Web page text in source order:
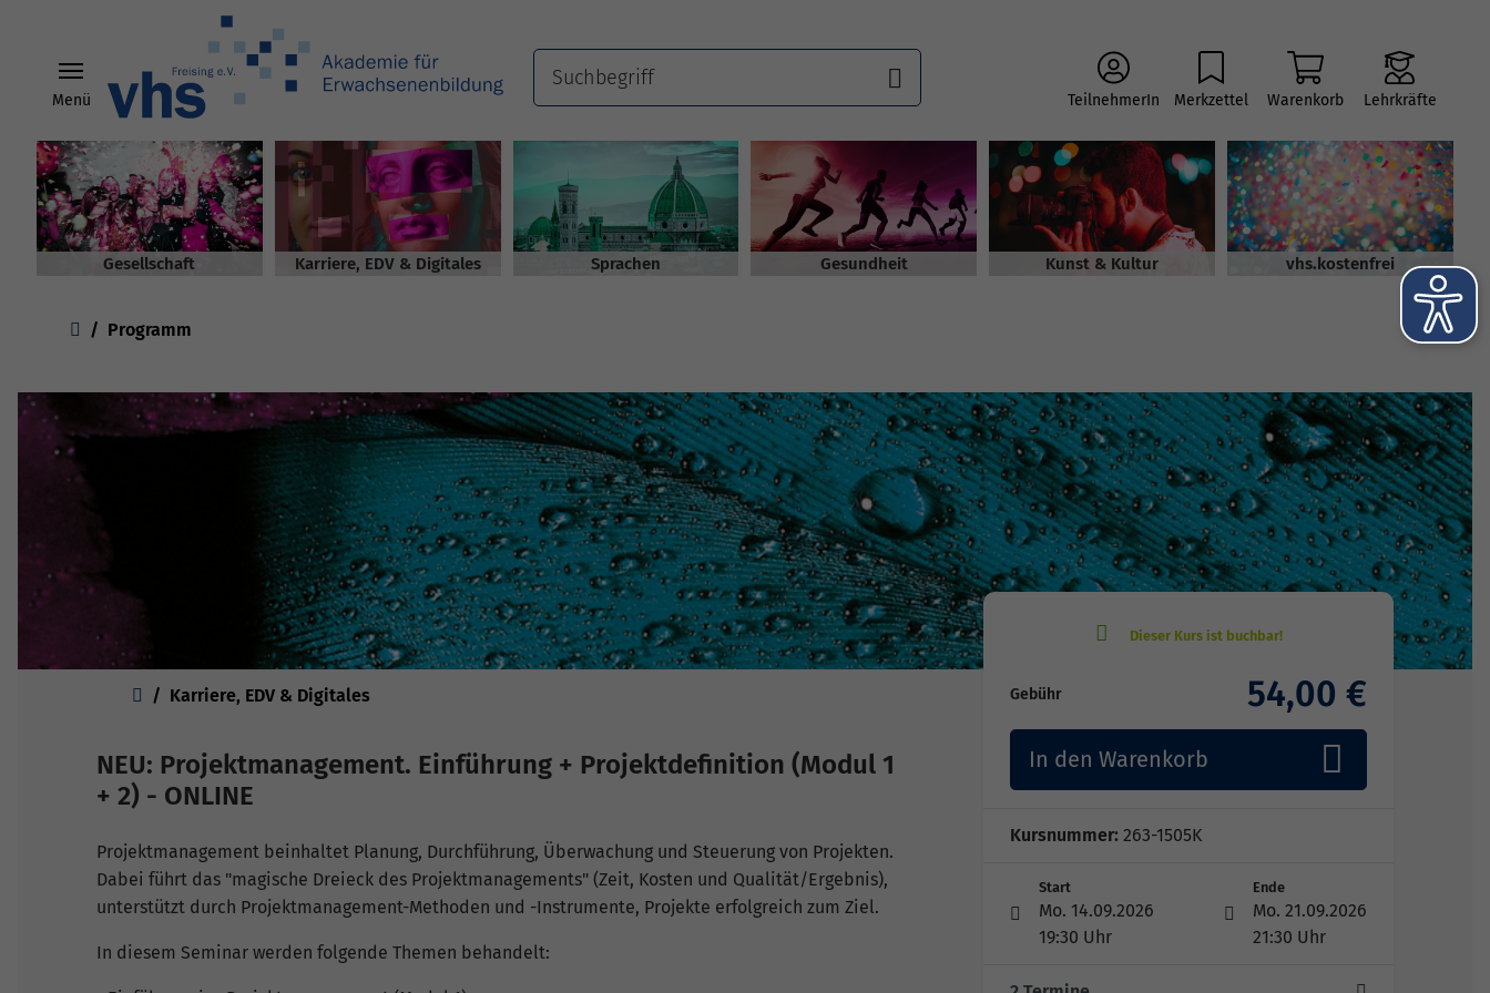
Menü TeilnehmerIn Merkzettel Warenkorb Lehrkräfte
Gesellschaft Karriere, EDV & Digitales Sprachen Gesundheit Kunst & Kultur vhs.kostenfrei
You are here:
Programm
Sie sind hier:
Karriere, EDV & Digitales
NEU: Projektmanagement. Einführung + Projektdefinition (Modul 1
+ 2) - ONLINE
Projektmanagement beinhaltet Planung, Durchführung, Überwachung und Steuerung von Projekten.
Dabei führt das "magische Dreieck des Projektmanagements" (Zeit, Kosten und Qualität/Ergebnis),
unterstützt durch Projektmanagement-Methoden und -Instrumente, Projekte erfolgreich zum Ziel.
In diesem Seminar werden folgende Themen behandelt:
Gebühr 54,00 €
In den Warenkorb
Kursnummer: 263-1505K
Start
Mo. 14.09.2026
19:30 Uhr
Ende
Mo. 21.09.2026
21:30 Uhr